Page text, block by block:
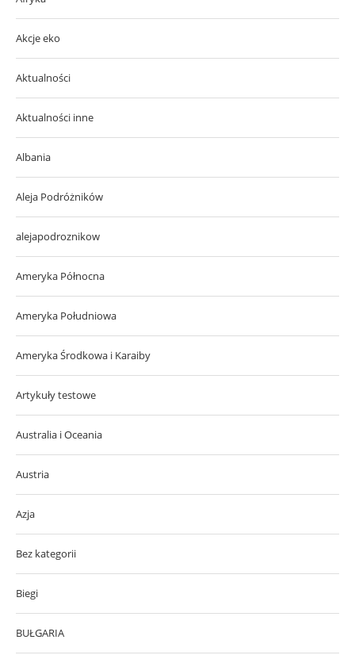
Akcje eko
Aktualności
Aktualności inne
Albania
Aleja Podróżników
alejapodroznikow
Ameryka Północna
Ameryka Południowa
Ameryka Środkowa i Karaiby
Artykuły testowe
Australia i Oceania
Austria
Azja
Bez kategorii
Biegi
BUŁGARIA